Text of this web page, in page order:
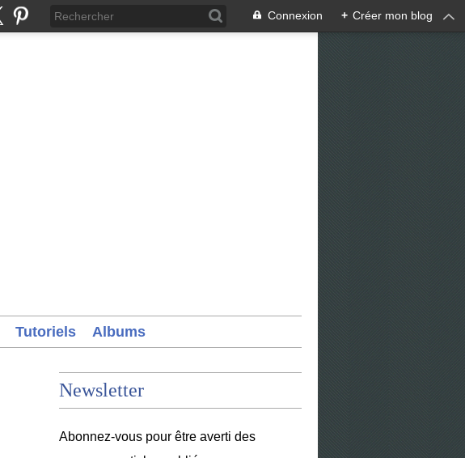
Connexion + Créer mon blog
Tutoriels Albums
Newsletter
Abonnez-vous pour être averti des